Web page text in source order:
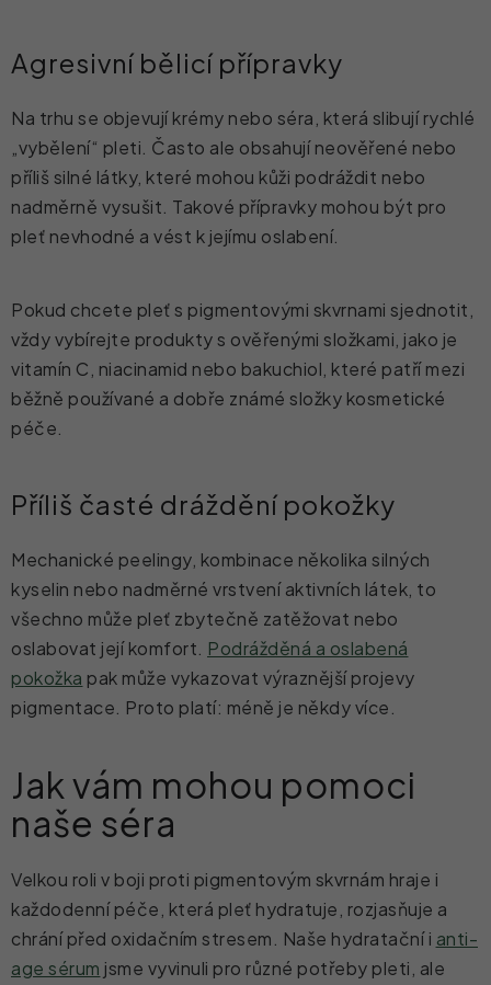
Agresivní bělicí přípravky
Na trhu se objevují krémy nebo séra, která slibují rychlé
„vybělení“ pleti. Často ale obsahují neověřené nebo
příliš silné látky, které mohou kůži podráždit nebo
nadměrně vysušit. Takové přípravky mohou být pro
pleť nevhodné a vést k jejímu oslabení.
Pokud chcete pleť s pigmentovými skvrnami sjednotit,
vždy vybírejte produkty s ověřenými složkami, jako je
vitamín C, niacinamid nebo bakuchiol, které patří mezi
běžně používané a dobře známé složky kosmetické
péče.
Příliš časté dráždění pokožky
Mechanické peelingy, kombinace několika silných
kyselin nebo nadměrné vrstvení aktivních látek, to
všechno může pleť zbytečně zatěžovat nebo
oslabovat její komfort. Podrážděná a oslabená
pokožka pak může vykazovat výraznější projevy
pigmentace. Proto platí: méně je někdy více.
Jak vám mohou pomoci
naše séra
Velkou roli v boji proti pigmentovým skvrnám hraje i
každodenní péče, která pleť hydratuje, rozjasňuje a
chrání před oxidačním stresem. Naše hydratační i anti-
age sérum jsme vyvinuli pro různé potřeby pleti, ale